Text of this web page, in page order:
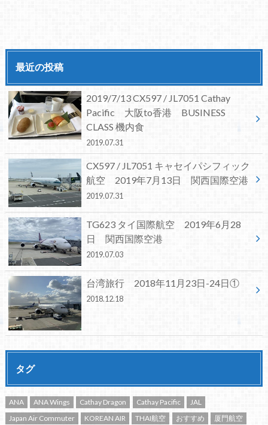
最近の投稿
2019/7/13 CX597 / JL7051 Cathay
Pacific 大阪to香港 BUSINESS
CLASS 機内食
2019.07.31
CX597 / JL7051 キャセイパシフィック
航空 2019年7月13日 関西国際空港
2019.07.31
TG623 タイ国際航空 2019年6月28
日 関西国際空港
2019.07.03
台湾旅行 2018年11月23日-24日①
2018.12.18
タグ
ANA ANA Wings Cathay Dragon Cathay Pacific
JAL
Japan Air Commuter
KOREAN AIR THAI航空 おすすめ 厦門航空